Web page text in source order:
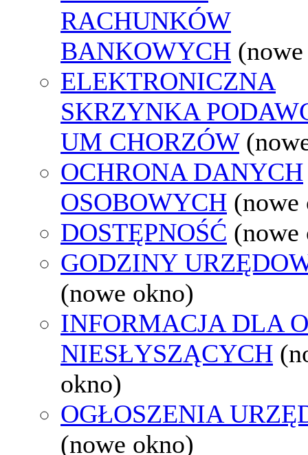
RACHUNKÓW
BANKOWYCH
ELEKTRONICZNA
SKRZYNKA
UM CHORZÓW
OCHRONA DANYCH
OSOBOWYCH (nowe
DOSTĘPNOŚĆ (nowe
GODZINY
(nowe okno)
INFORMACJA DLA
NIESŁYSZĄCYCH
okno)
OGŁOSZENIA
(nowe okno)